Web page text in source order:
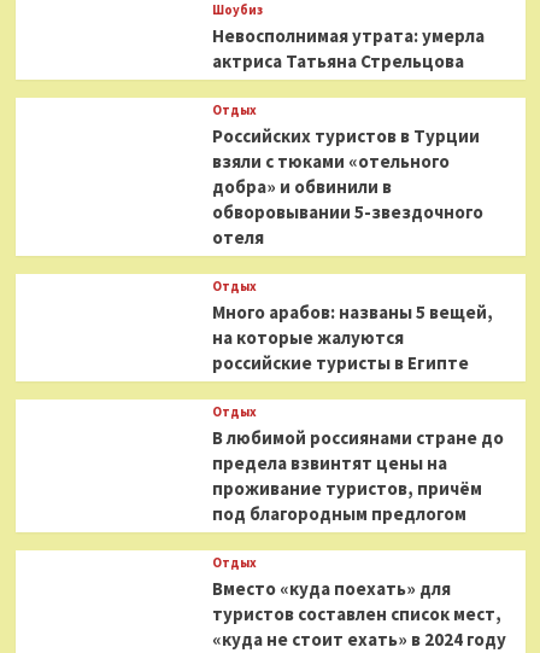
Шоубиз
Невосполнимая утрата: умерла
актриса Татьяна Стрельцова
Отдых
Российских туристов в Турции
взяли с тюками «отельного
добра» и обвинили в
обворовывании 5-звездочного
отеля
Отдых
Много арабов: названы 5 вещей,
на которые жалуются
российские туристы в Египте
Отдых
В любимой россиянами стране до
предела взвинтят цены на
проживание туристов, причём
под благородным предлогом
Отдых
Вместо «куда поехать» для
туристов составлен список мест,
«куда не стоит ехать» в 2024 году